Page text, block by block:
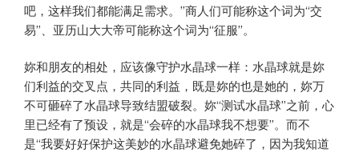
吧，这样我们都能满足需求。”商人们可能称这个词为“交
易”、亚历山大大帝可能称这个词为“征服”。
妳和朋友的相处，应该像守护水晶球一样：水晶球就是妳
们利益的交叉点，共同的利益，既是妳的也是她的，妳万
不可砸碎了水晶球导致结盟破裂。妳“测试水晶球”之前，心
里已经有了预设，就是“会碎的水晶球我不想要”。而不
是“我要好好保护这美妙的水晶球避免她碎了，因为我知道